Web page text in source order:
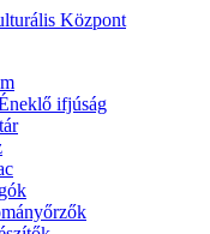
ifjúság